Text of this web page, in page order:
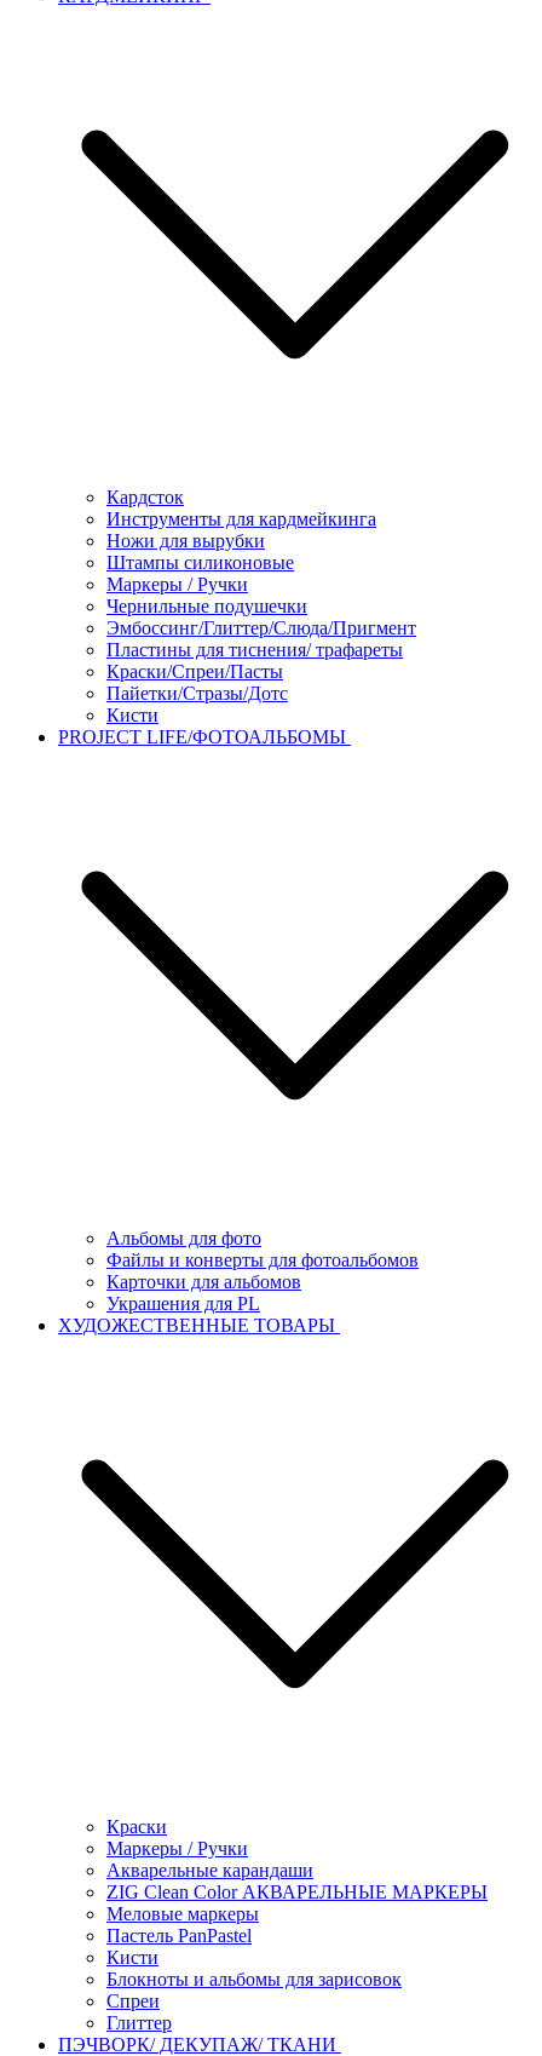
Кардсток
Инструменты для кардмейкинга
Ножи для вырубки
Штампы силиконовые
Маркеры / Ручки
Чернильные подушечки
Эмбоссинг/Глиттер/Слюда/Пригмент
Пластины для тиснения/ трафареты
Краски/Спреи/Пасты
Пайетки/Стразы/Дотс
Кисти
PROJECT LIFE/ФОТОАЛЬБОМЫ
Альбомы для фото
Файлы и конверты для фотоальбомов
Карточки для альбомов
Украшения для PL
ХУДОЖЕСТВЕННЫЕ ТОВАРЫ
Краски
Маркеры / Ручки
Акварельные карандаши
ZIG Clean Color АКВАРЕЛЬНЫЕ МАРКЕРЫ
Меловые маркеры
Пастель PanPastel
Кисти
Блокноты и альбомы для зарисовок
Спреи
Глиттер
ПЭЧВОРК/ ДЕКУПАЖ/ ТКАНИ